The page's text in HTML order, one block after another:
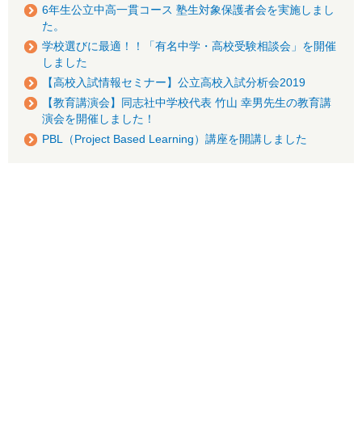
6年生公立中高一貫コース 塾生対象保護者会を実施しまし
た。
学校選びに最適！！「有名中学・高校受験相談会」を開催
しました
【高校入試情報セミナー】公立高校入試分析会2019
【教育講演会】同志社中学校代表 竹山 幸男先生の教育講
演会を開催しました！
PBL（Project Based Learning）講座を開講しました